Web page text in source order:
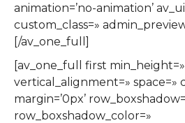
animation=’no-animation’
custom_class=»
[/av_one_full]
[av_one_full first min_height=»
vertical_alignment=» space=»
margin=’0px’
row_boxshadow_color=»